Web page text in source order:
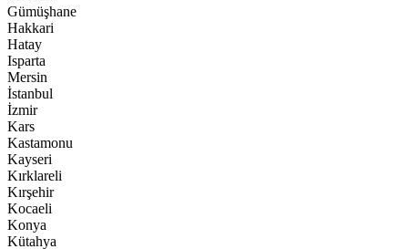
Gümüşhane
Hakkari
Hatay
Isparta
Mersin
İstanbul
İzmir
Kars
Kastamonu
Kayseri
Kırklareli
Kırşehir
Kocaeli
Konya
Kütahya